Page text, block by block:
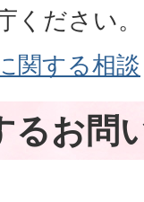
ください。
関する相談
るお問